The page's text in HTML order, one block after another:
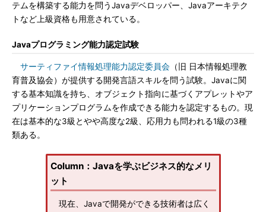
テムを構築する能力を問うJavaデベロッパー、Javaアーキテク
トなど上級資格も用意されている。
Javaプログラミング能力認定試験
サーティファイ情報処理能力認定委員会 （旧 日本情報処理教
育普及協会）が提供する開発言語スキルを問う試験。Javaに関
する基本知識を持ち、オブジェクト指向に基づくアプレットやア
プリケーションプログラムを作成できる能力を認定するもの。現
在は基本的な3級とやや高度な2級、応用力も問われる1級の3種
類ある。
Column：Javaを学ぶビジネス的なメリ
ット
現在、Javaで開発ができる技術者は広く